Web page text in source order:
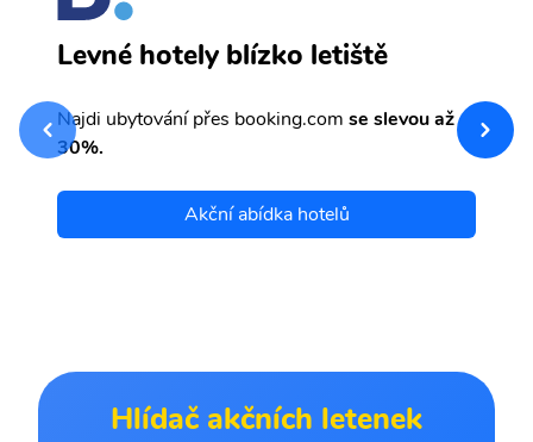
Levné hotely blízko letiště
Najdi ubytování přes booking.com se slevou až
30%.
Akční abídka hotelů
Hlídač akčních letenek